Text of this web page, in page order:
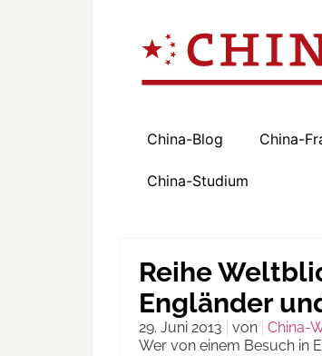
China-Blog China-
China-Studium
Reihe
Engländer
29. Juni 2013 von China-
Wer von einem Besuch in